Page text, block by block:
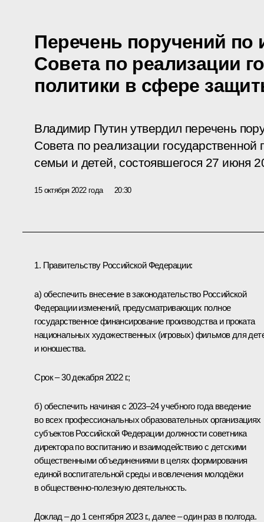
Перечень поручений по
Совета по реализации
политики в сфере
Владимир Путин утвердил перечень
Совета по реализации
семьи и детей, состоявшегося 27 июня
15 октября 2022 года 20:30
1. Правительству Российской Федерации:
а) обеспечить внесение в законодательство Российской
Федерации изменений, предусматривающих полное
государственное финансирование производства и проката
национальных художественных (игровых) фильмов для
и юношества.
Срок – 30 декабря 2022 г.;
б) обеспечить начиная с 2023–24 учебного года введение
во всех профессиональных образовательных организациях
субъектов Российской Федерации должности советника
директора по воспитанию и взаимодействию с детскими
общественными объединениями в целях формирования
единой воспитательной среды и вовлечения молодёжи
в общественно-полезную деятельность.
Доклад – до 1 сентября 2023 г., далее – один раз в полгода.